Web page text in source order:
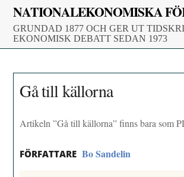
Skip
content
NATIONALEKONOMISKA
GRUNDAD 1877 OCH GER UT
EKONOMISK DEBATT SEDAN 1973
Gå till källorna
Artikeln ”Gå till källorna” finns bara som
FÖRFATTARE Bo Sandelin